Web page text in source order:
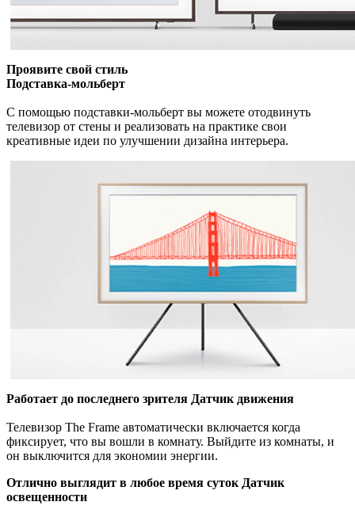
Проявите свой стиль
Подставка-мольберт
С помощью подставки-мольберт вы можете отодвинуть
телевизор от стены и реализовать на практике свои
креативные идеи по улучшении дизайна интерьера.
Работает до последнего зрителя Датчик движения
Телевизор The Frame автоматически включается когда
фиксирует, что вы вошли в комнату. Выйдите из комнаты, и
он выключится для экономии энергии.
Отлично выглядит в любое время суток Датчик
освещенности